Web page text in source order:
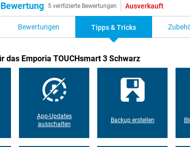
Bewertung 5 verifizierte Bewertungen Ausverkauft
Bewertungen Tipps & Tricks
das Emporia TOUCHsmart 3 Schwarz
App-Updates
ausschalten
Backup erstellen